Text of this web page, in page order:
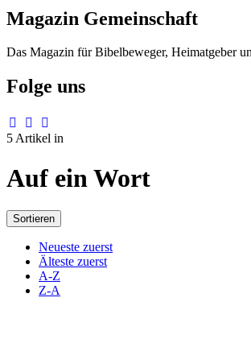
Magazin Gemeinschaft
Das Magazin für Bibelbeweger, Heimatgeber
Folge uns
5 Artikel in
Auf ein Wort
Sortieren
Neueste zuerst
Älteste zuerst
A-Z
Z-A